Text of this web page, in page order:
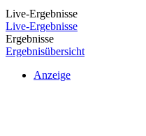
Live-Ergebnisse
Live-Ergebnisse
Ergebnisse
Ergebnisübersicht
Anzeige